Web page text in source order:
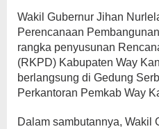
Wakil Gubernur Jihan
Perencanaan
rangka penyusunan
(RKPD) Kabupaten Way
berlangsung di Gedung
Perkantoran Pemkab Way
​Dalam sambutannya, Wakil